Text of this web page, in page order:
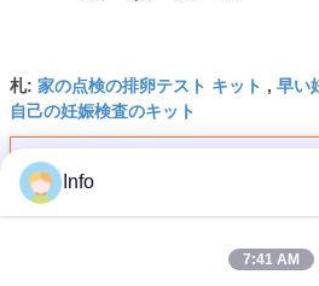
札: 家の点検の排卵テスト キット , 早い
自己の妊娠検査のキット
尿検体の妊娠
使用のための
Info
7:41 AM